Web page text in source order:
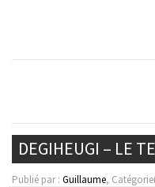
DEGIHEUGI – LE
Publié par : Guillaume,